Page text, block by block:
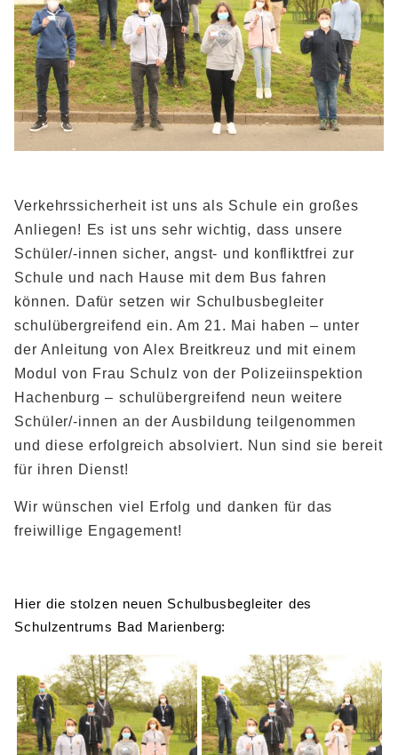
BIBLIOTHEK
Bibliothek Bibliothekskatalog
Schulbuchausleihe
Lehrmittelfreiheit
Buchempfehlungen
MENSA & BISTRO
Food Scouts
FAQs
SPORT
Sport als Leistungsfach Exkursionen
Wettkämpfe
Fachschaft
JtfO
Verkehrssicherheit ist uns als Schule ein großes
Anliegen! Es ist uns sehr wichtig, dass unsere
Schüler/-innen sicher, angst- und konfliktfrei zur
Schule und nach Hause mit dem Bus fahren
können. Dafür setzen wir Schulbusbegleiter
schulübergreifend ein. Am 21. Mai haben – unter
der Anleitung von Alex Breitkreuz und mit einem
Modul von Frau Schulz von der Polizeiinspektion
Hachenburg – schulübergreifend neun weitere
Schüler/-innen an der Ausbildung teilgenommen
und diese erfolgreich absolviert. Nun sind sie bereit
für ihren Dienst!
Wir wünschen viel Erfolg und danken für das
freiwillige Engagement!
Hier die stolzen neuen Schulbusbegleiter des
Schulzentrums Bad Marienberg: